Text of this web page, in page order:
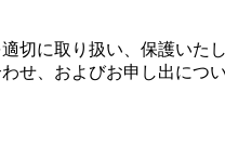
切に取り扱い、保護いた
せ、およびお申し出につ